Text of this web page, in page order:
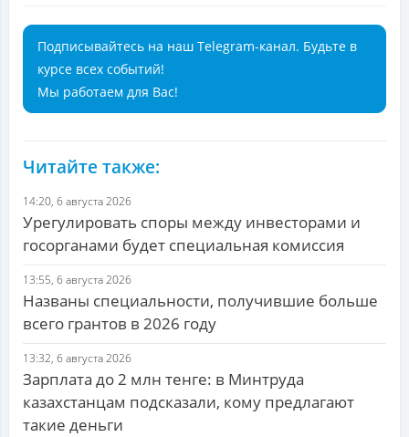
Подписывайтесь на наш Telegram-канал. Будьте в
курсе всех событий!
Мы работаем для Вас!
Читайте также:
14:20, 6 августа 2026
Урегулировать споры между инвесторами и
госорганами будет специальная комиссия
13:55, 6 августа 2026
Названы специальности, получившие больше
всего грантов в 2026 году
13:32, 6 августа 2026
Зарплата до 2 млн тенге: в Минтруда
казахстанцам подсказали, кому предлагают
такие деньги